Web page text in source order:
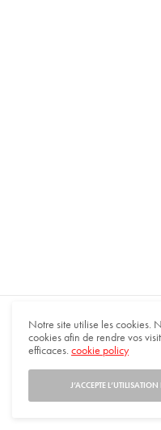
© 2021 HARMONIES
ABONNEZ-VOUS
QUI SOMMES-NOUS
Notre site utilise les cookies.
cookies afin de rendre vos
efficaces.cookie policy
J’ACCEPTE